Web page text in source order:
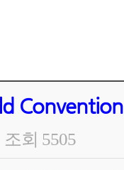
Convention
조회 5505